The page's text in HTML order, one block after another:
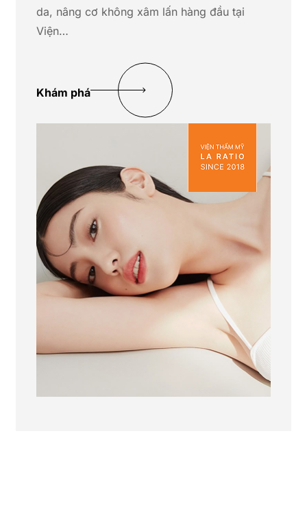
da, nâng cơ không xâm lấn hàng đầu tại
Viện…
Khám phá